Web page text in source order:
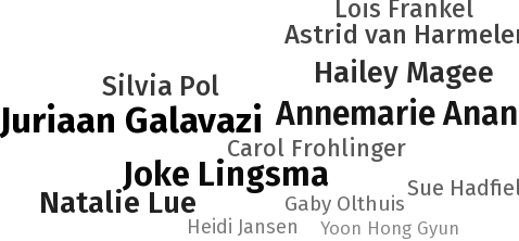
Juriaan Galavazi
Joke Lingsma
Annemarie
Natalie Lue
Hailey Magee
Silvia Pol
Astrid van
Lois Frankel
Carol Frohlinger
Sue
Gaby Olthuis
Heidi Jansen Yoon Hong Gyun